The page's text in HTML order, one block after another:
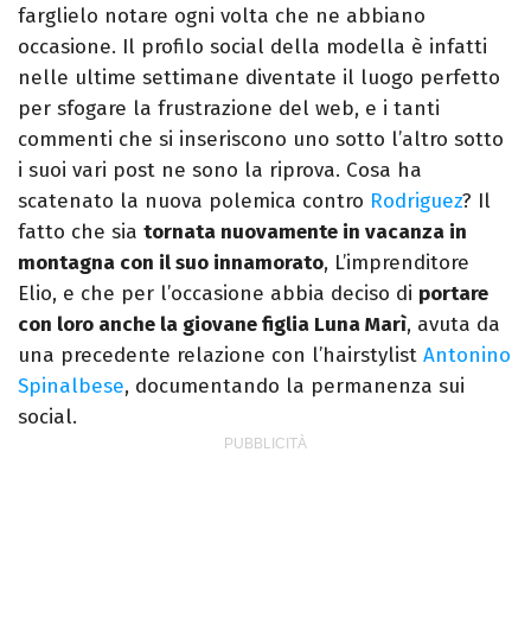
farglielo notare ogni volta che ne abbiano
occasione. Il profilo social della modella è infatti
nelle ultime settimane diventate il luogo perfetto
per sfogare la frustrazione del web, e i tanti
commenti che si inseriscono uno sotto l’altro sotto
i suoi vari post ne sono la riprova. Cosa ha
scatenato la nuova polemica contro Rodriguez? Il
fatto che sia tornata nuovamente in vacanza in
montagna con il suo innamorato, L’imprenditore
Elio, e che per l’occasione abbia deciso di portare
con loro anche la giovane figlia Luna Marì, avuta da
una precedente relazione con l’hairstylist Antonino
Spinalbese, documentando la permanenza sui
social.